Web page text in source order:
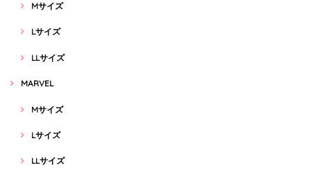
Mサイズ
Lサイズ
LLサイズ
MARVEL
Mサイズ
Lサイズ
LLサイズ